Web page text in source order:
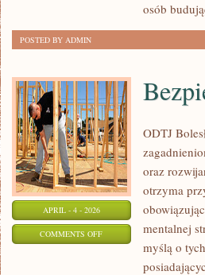
osób
POSTED BY ADMIN
APRIL - 4 - 2026
COMMENTS OFFON
BEZPIECZEŃSTWO
ODTJ
oraz
otrzyma
mentalnej
myślą o